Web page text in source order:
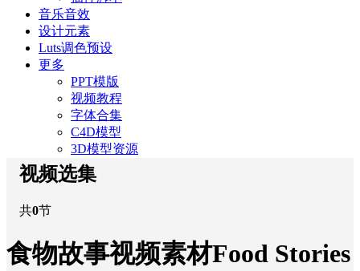
音乐音效
设计元素
Luts调色预设
更多
PPT模版
视频教程
字体合集
C4D模型
3D模型资源
视频选集
共0节
食物故事视频素材Food Stories